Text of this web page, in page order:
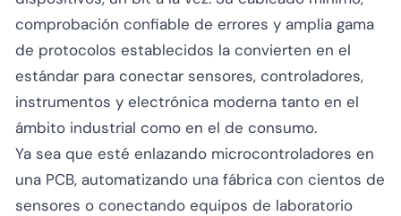
comprobación confiable de errores y amplia gama
de protocolos establecidos la convierten en el
estándar para conectar sensores, controladores,
instrumentos y electrónica moderna tanto en el
ámbito industrial como en el de consumo.
Ya sea que esté enlazando microcontroladores en
una PCB, automatizando una fábrica con cientos de
sensores o conectando equipos de laboratorio